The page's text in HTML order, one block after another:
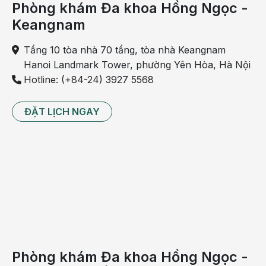
Người bệnh lo ngại vấn đề lấy sinh thiết phổi có nguy
hiểm không vì e ngại các biến chứng
Nhiều người bệnh cũng quan tâm đến chi phí sinh
chỉ sinh thiết phù hợp.
Phòng khám Đa khoa Hồng Ngọc -
Keangnam
Tầng 10 tòa nhà 70 tầng, tòa nhà Keangnam
Hanoi Landmark Tower, phường Yên Hòa, Hà Nội
Hotline: (+84-24) 3927 5568
ĐẶT LỊCH NGAY
Phòng khám Đa khoa Hồng Ngọc -